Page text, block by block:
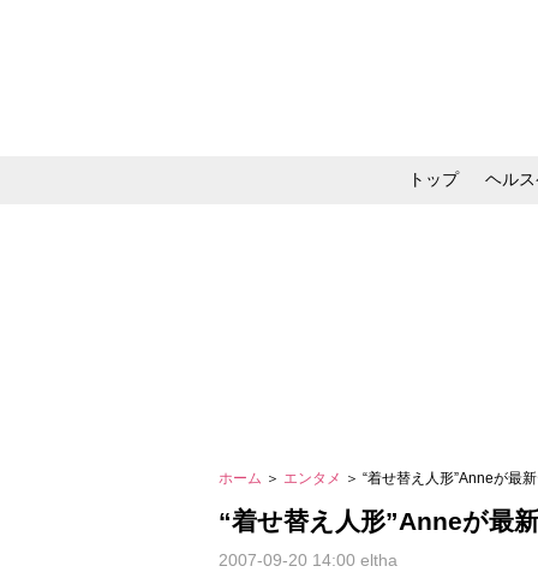
トップ ヘル
ホーム ＞ エンタメ ＞ “着せ替え人形”Anneが最
“着せ替え人形”Anneが最
2007-09-20 14:00 eltha